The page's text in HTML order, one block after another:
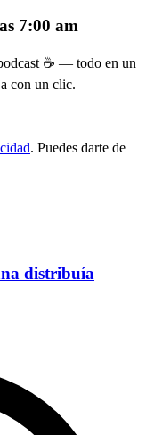
7:00 am
☕ — todo en un
con un clic.
. Puedes darte de
distribuía